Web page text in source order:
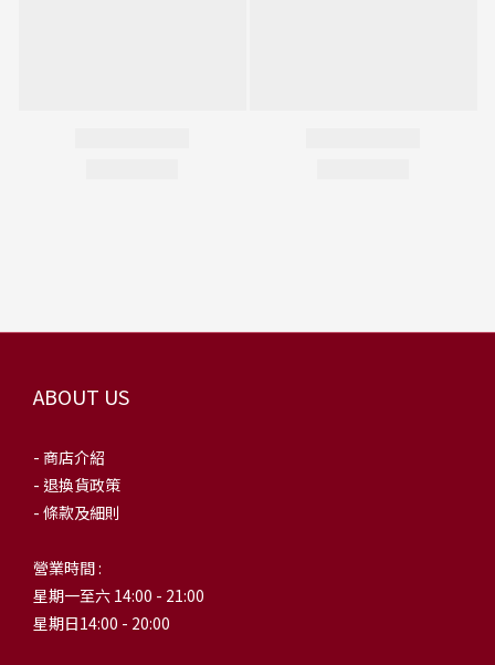
ABOUT US
- 商店介紹
- 退換貨政策
- 條款及細則
營業時間 :
星期一至六 14:00 - 21:00
星期日14:00 - 20:00